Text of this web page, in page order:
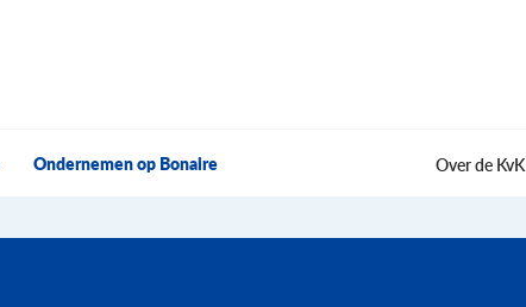
Ondernemen op Bonaire Over de KvK